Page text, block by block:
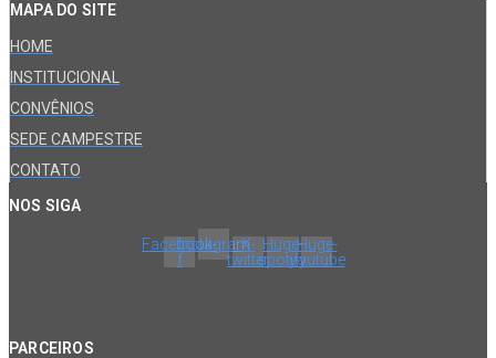
MAPA DO SITE
HOME
INSTITUCIONAL
CONVÊNIOS
SEDE CAMPESTRE
CONTATO
NOS SIGA
Facebook-
f
InstagramX-
twitter
Huge-
spotify
Huge-
youtube
PARCEIROS